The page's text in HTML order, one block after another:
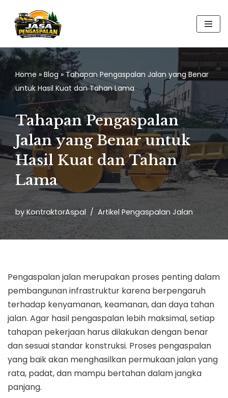
Skip
content
Home » Blog»Tahapan Pengaspalan Jalan yang Benar
untuk Hasil Kuat dan Tahan Lama
Tahapan Pengaspalan
Jalan yang Benar untuk
Hasil Kuat dan Tahan
Lama
by KontraktorAspal Artikel Pengaspalan Jalan
Pengaspalan jalan merupakan proses penting dalam
pembangunan infrastruktur karena berpengaruh
terhadap kenyamanan, keamanan, dan daya tahan
jalan. Agar hasil pengaspalan lebih maksimal, setiap
tahapan pekerjaan harus dilakukan dengan benar
dan sesuai standar konstruksi. Proses pengaspalan
yang baik akan menghasilkan permukaan jalan yang
rata, padat, dan mampu bertahan dalam jangka
panjang.